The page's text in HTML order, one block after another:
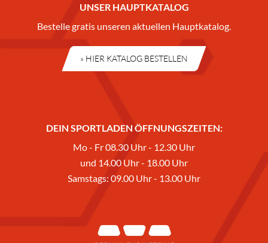
UNSER HAUPTKATALOG
Bestelle gratis unseren aktuellen Hauptkatalog.
» HIER KATALOG BESTELLEN
DEIN SPORTLADEN ÖFFNUNGSZEITEN:
Mo - Fr 08.30 Uhr - 12.30 Uhr
und 14.00 Uhr - 18.00 Uhr
Samstags: 09.00 Uhr - 13.00 Uhr